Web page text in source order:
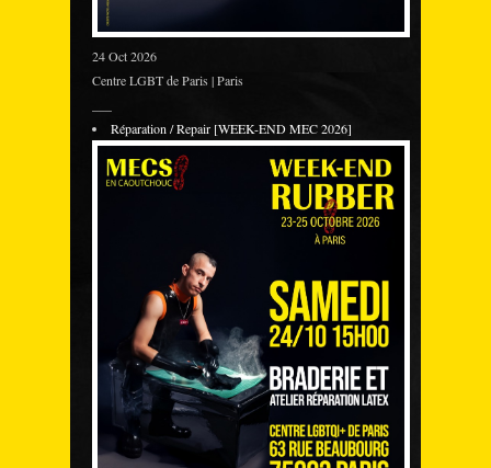
24 Oct 2026
Centre LGBT de Paris | Paris
Réparation / Repair [WEEK-END MEC 2026]